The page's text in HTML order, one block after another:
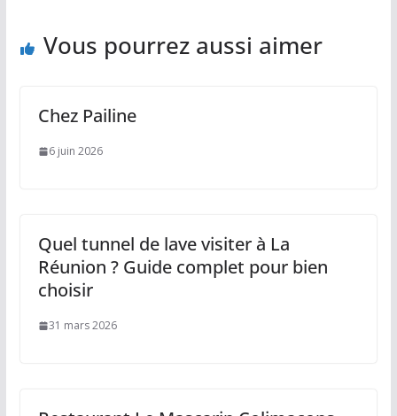
Vous pourrez aussi aimer
Chez Pailine
6 juin 2026
Quel tunnel de lave visiter à La
Réunion ? Guide complet pour bien
choisir
31 mars 2026